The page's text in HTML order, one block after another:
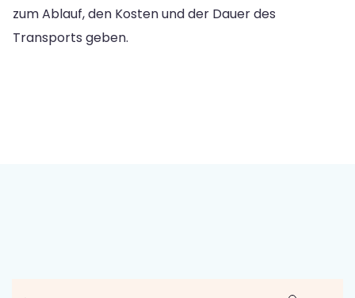
zum Ablauf, den Kosten und der Dauer des
Transports geben.